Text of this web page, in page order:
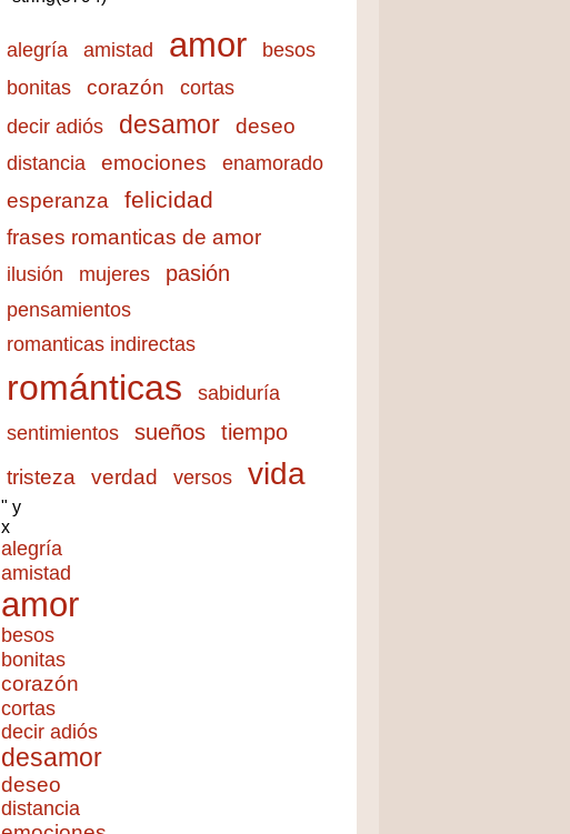
alegría amistad amor besos
bonitas corazón cortas
decir adiós desamor deseo
distancia emociones enamorado
esperanza felicidad
frases romanticas de amor
ilusión mujeres pasión
pensamientos
romanticas indirectas
románticas
sabiduría
sentimientos
sueños tiempo
tristeza verdad versos vida
" y
x
alegría
amistad
amor
besos
bonitas
corazón
cortas
decir adiós
desamor
deseo
distancia